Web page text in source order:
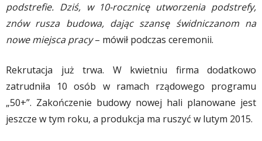
podstrefie. Dziś, w 10-rocznicę utworzenia podstrefy,
znów rusza budowa, dając szansę świdniczanom na
nowe miejsca pracy– mówił podczas ceremonii.
Rekrutacja już trwa. W kwietniu firma dodatkowo
zatrudniła 10 osób w ramach rządowego programu
„50+”. Zakończenie budowy nowej hali planowane jest
jeszcze w tym roku, a produkcja ma ruszyć w lutym 2015.